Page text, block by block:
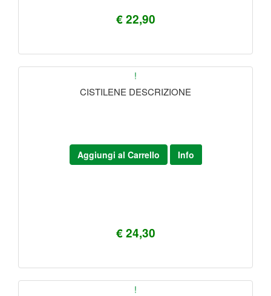
€ 22,90
!
CISTILENE DESCRIZIONE
€ 24,30
Aggiungi al Carrello Info
!